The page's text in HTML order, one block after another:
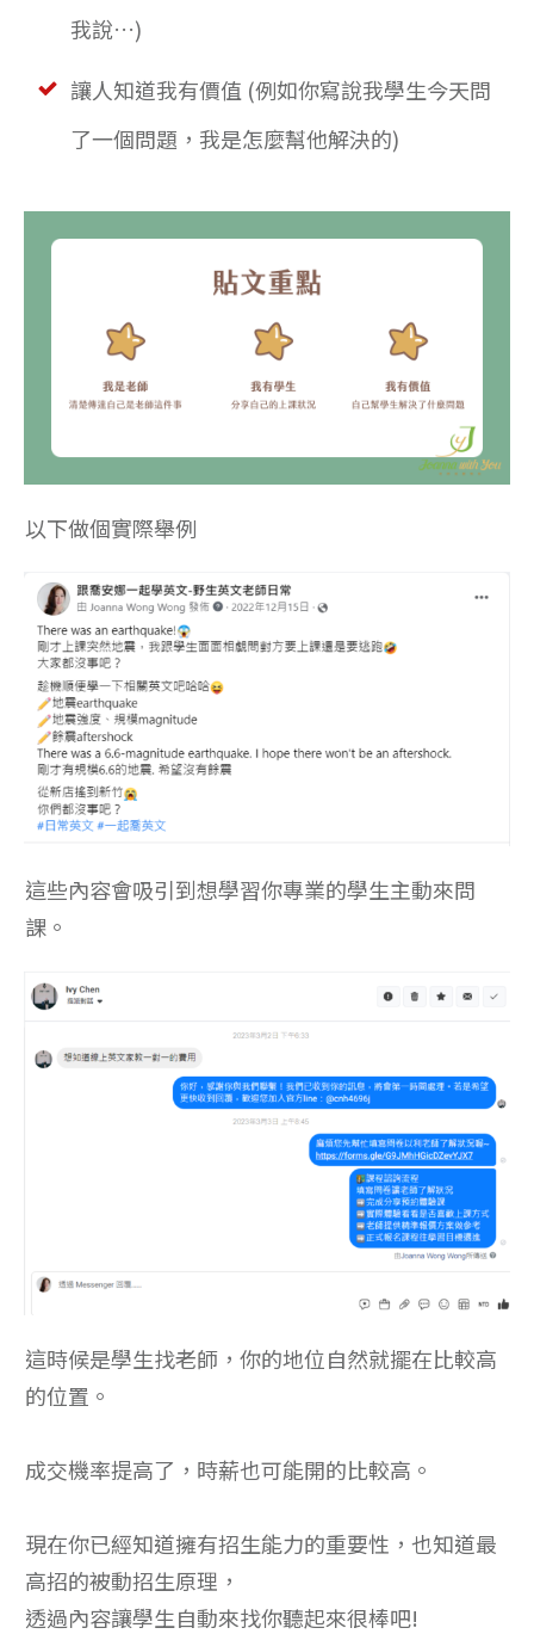
我說…)
讓人知道我有價值 (例如你寫說我學生今天問
了一個問題，我是怎麼幫他解決的)
以下做個實際舉例
這些內容會吸引到想學習你專業的學生主動來問
課。
這時候是學生找老師，你的地位自然就擺在比較高
的位置。
成交機率提高了，時薪也可能開的比較高。
現在你已經知道擁有招生能力的重要性，也知道最
高招的被動招生原理，
透過內容讓學生自動來找你聽起來很棒吧!